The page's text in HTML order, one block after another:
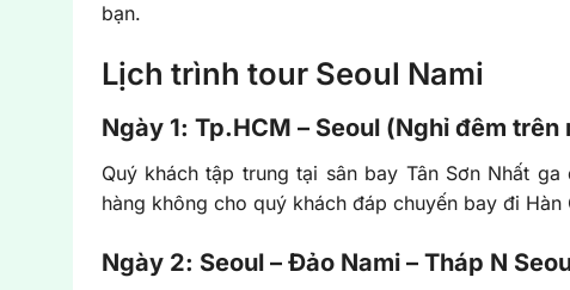
bạn.
Lịch trình tour Seoul Nami
Ngày 1: Tp.HCM – Seoul (Nghỉ đêm trên
Quý khách tập trung tại sân bay Tân Sơn Nhất
hàng không cho quý khách đáp chuyến bay đi Hàn
Ngày 2: Seoul – Đảo Nami – Tháp N